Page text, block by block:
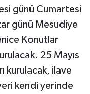
günü Cumartesi
günü Mesudiye
Konutlar
25 Mayıs
kurulacak, ilave
kendi yerinde